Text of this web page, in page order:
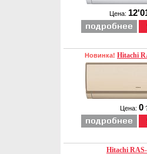
Цена:
Новинка! Hitachi
Цена: 0
Hitachi